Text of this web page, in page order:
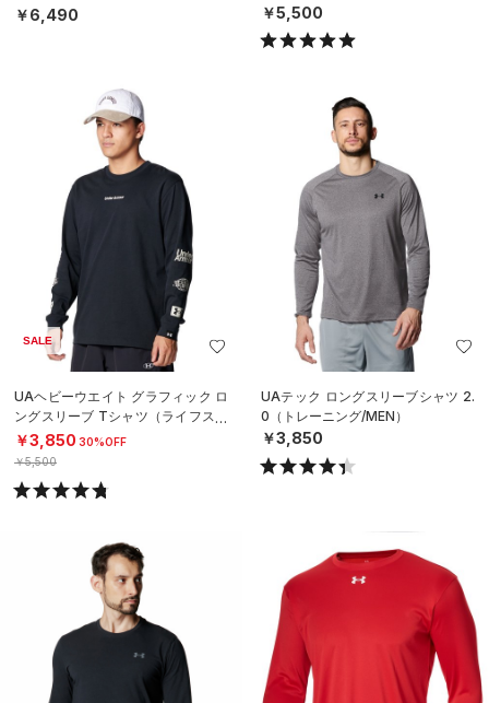
N）
￥6,490 ￥5,500
SALE
UAヘビーウエイト グラフィック ロ
ングスリーブ Tシャツ（ライフスタ
イル/MEN）
￥3,850 30%OFF
￥5,500
UAテック ロングスリーブシャツ 2.
0（トレーニング/MEN）
￥3,850